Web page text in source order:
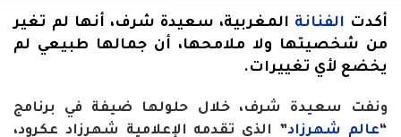
أكدت الفنانة المغربية، سعيدة شرف، أنها لم تغير
من شخصيتها ولا ملامحها، أن جمالها طبيعي لم
يخضع لأي تغييرات.
ونفت سعيدة شرف، خلال حلولها ضيفة في برنامج
“عالم شهرزاد” الذي تقدمه الإعلامية شهرزاد عكرود،